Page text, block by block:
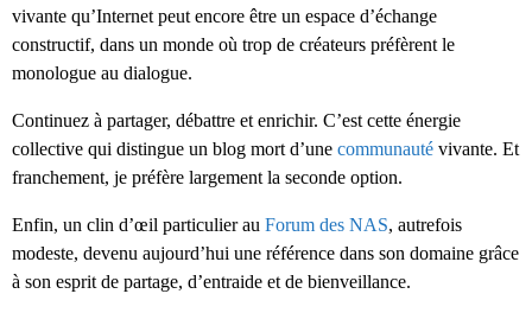
vivante qu’Internet peut encore être un espace d’échange
constructif, dans un monde où trop de créateurs préfèrent le
monologue au dialogue.
Continuez à partager, débattre et enrichir. C’est cette énergie
collective qui distingue un blog mort d’une communauté vivante. Et
franchement, je préfère largement la seconde option.
Enfin, un clin d’œil particulier au Forum des NAS, autrefois
modeste, devenu aujourd’hui une référence dans son domaine grâce
à son esprit de partage, d’entraide et de bienveillance.